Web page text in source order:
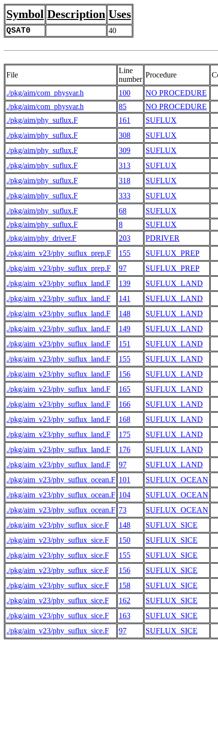
Symbol Description Uses
QSAT0 40
File
Line
number
Procedure
./pkg/aim/com_physvar.h 100
NO PROCEDURE
./pkg/aim/com_physvar.h
85 NO PROCEDURE
./pkg/aim/phy_suflux.F 161
SUFLUX
./pkg/aim/phy_suflux.F
308
SUFLUX
./pkg/aim/phy_suflux.F
309
SUFLUX
./pkg/aim/phy_suflux.F
313
SUFLUX
./pkg/aim/phy_suflux.F
318
SUFLUX
./pkg/aim/phy_suflux.F
333
SUFLUX
./pkg/aim/phy_suflux.F
68
SUFLUX
./pkg/aim/phy_suflux.F
8 SUFLUX
./pkg/aim/phy_driver.F 203 PDRIVER
./pkg/aim_v23/phy_suflux_prep.F 155
SUFLUX_PREP
./pkg/aim_v23/phy_suflux_prep.F
97
SUFLUX_PREP
./pkg/aim_v23/phy_suflux_land.F
139 SUFLUX_LAND
./pkg/aim_v23/phy_suflux_land.F 141 SUFLUX_LAND
./pkg/aim_v23/phy_suflux_land.F 148
SUFLUX_LAND
./pkg/aim_v23/phy_suflux_land.F
149
SUFLUX_LAND
./pkg/aim_v23/phy_suflux_land.F
151 SUFLUX_LAND
./pkg/aim_v23/phy_suflux_land.F 155
SUFLUX_LAND
./pkg/aim_v23/phy_suflux_land.F
156
SUFLUX_LAND
./pkg/aim_v23/phy_suflux_land.F
165
SUFLUX_LAND
./pkg/aim_v23/phy_suflux_land.F
166
SUFLUX_LAND
./pkg/aim_v23/phy_suflux_land.F
168 SUFLUX_LAND
./pkg/aim_v23/phy_suflux_land.F 175
SUFLUX_LAND
./pkg/aim_v23/phy_suflux_land.F
176
SUFLUX_LAND
./pkg/aim_v23/phy_suflux_land.F
97
SUFLUX_LAND
./pkg/aim_v23/phy_suflux_ocean.F 101 SUFLUX_OCEAN
./pkg/aim_v23/phy_suflux_ocean.F 104
SUFLUX_OCEAN
./pkg/aim_v23/phy_suflux_ocean.F 73
SUFLUX_OCEAN
./pkg/aim_v23/phy_suflux_sice.F
148 SUFLUX_SICE
./pkg/aim_v23/phy_suflux_sice.F 150 SUFLUX_SICE
./pkg/aim_v23/phy_suflux_sice.F 155
SUFLUX_SICE
./pkg/aim_v23/phy_suflux_sice.F
156
SUFLUX_SICE
./pkg/aim_v23/phy_suflux_sice.F
158 SUFLUX_SICE
./pkg/aim_v23/phy_suflux_sice.F 162
SUFLUX_SICE
./pkg/aim_v23/phy_suflux_sice.F
163
SUFLUX_SICE
./pkg/aim_v23/phy_suflux_sice.F
97 SUFLUX_SICE